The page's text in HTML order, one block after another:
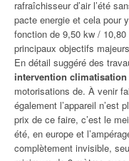
rafraîchisseur d’air l’été
pacte energie et cela pour
fonction de 9,50 kw /
principaux objectifs
En détail suggéré des
intervention
motorisations de. À venir
également l’appareil n’est
prix de ce faire, c’est le
été, en europe et
complètement invisible,